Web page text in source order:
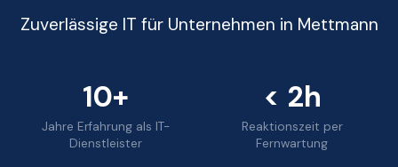
Zuverlässige IT für Unternehmen in Mettmann
10+
Jahre Erfahrung als IT-
Dienstleister
< 2h
Reaktionszeit per
Fernwartung